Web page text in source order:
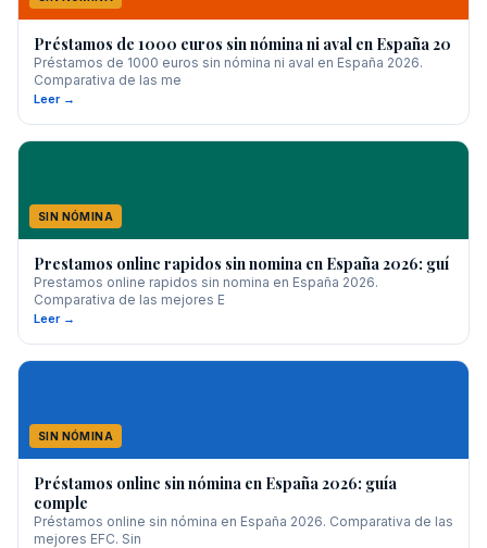
Préstamos de 1000 euros sin nómina ni aval en España 20
Préstamos de 1000 euros sin nómina ni aval en España 2026.
Comparativa de las me
Leer →
SIN NÓMINA
Prestamos online rapidos sin nomina en España 2026: guí
Prestamos online rapidos sin nomina en España 2026.
Comparativa de las mejores E
Leer →
SIN NÓMINA
Préstamos online sin nómina en España 2026: guía
comple
Préstamos online sin nómina en España 2026. Comparativa de las
mejores EFC. Sin